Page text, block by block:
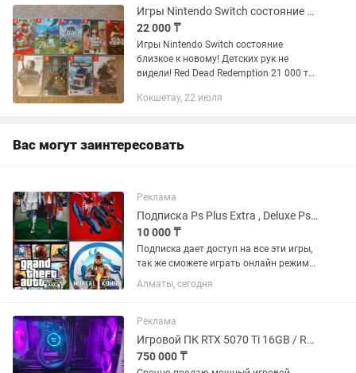
DUTY...
Игры Nintendo Switch состояние близкое к новому!
22 000 ₸
Игры Nintendo Switch состояние
близкое к новому! Детских рук не
видели! Red Dead Redemption 21 000 тг.
Legend of Zelda: Breath of the Wild 21
Кокшетау, 22 июля
Вас могут заинтересовать
Реклама
Подписка Ps Plus Extra , Deluxe Ps4/Ps5
10 000 ₸
Подписка дает доступ на все эти игры,
так же сможете играть онлайн режиме.
Хорошо сэкономитьте если купите
подписку. Mortal Kombat 1, Cyberpunk
Morales (2020)...
Алматы, сегодня
Реклама
Игровой ПК RTX 5070 Ti 16GB / Ryzen 7 5700X3D / 64GB / NVMe / Водянка,Wi-Fi
750 000 ₸